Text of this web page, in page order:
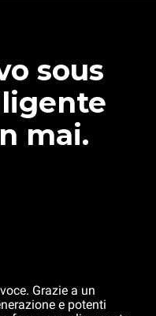
sous
mai.
Grazie a un
e potenti